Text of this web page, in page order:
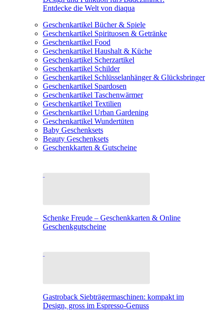
Entdecke die Welt von diaqua
Geschenkartikel Bücher & Spiele
Geschenkartikel Spirituosen & Getränke
Geschenkartikel Food
Geschenkartikel Haushalt & Küche
Geschenkartikel Scherzartikel
Geschenkartikel Schilder
Geschenkartikel Schlüsselanhänger & Glücksbringer
Geschenkartikel Spardosen
Geschenkartikel Taschenwärmer
Geschenkartikel Textilien
Geschenkartikel Urban Gardening
Geschenkartikel Wundertüten
Baby Geschenksets
Beauty Geschenksets
Geschenkkarten & Gutscheine
Schenke Freude – Geschenkkarten & Online
Geschenkgutscheine
Gastroback Siebträgermaschinen: kompakt im
Design, gross im Espresso-Genuss